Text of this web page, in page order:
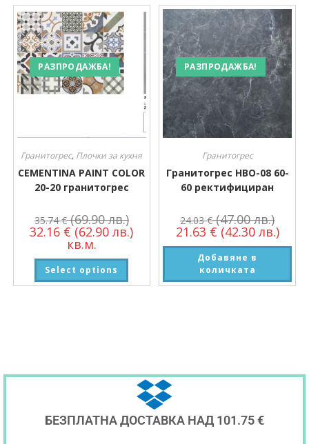
РАЗПРОДАЖБА!
Гранитогрес, Плочки за кухня
CEMENTINA PAINT COLOR
20-20 гранитогрес
35.74€ (69.90 лв.)
32.16 € (62.90 лв.)
кв.м.
Select options
РАЗПРОДАЖБА!
Гранитогрес
Гранитогрес HBO-08 60-
60 ректифициран
24.03€ (47.00 лв.)
21.63 € (42.30 лв.)
Добавяне в
количката
БЕЗПЛАТНА ДОСТАВКА НАД 101.75 €